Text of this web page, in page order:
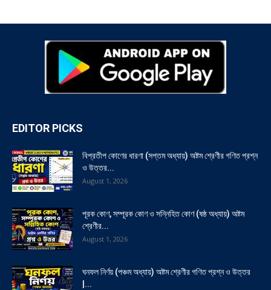
EDITOR PICKS
বিপ্রতীপ কোণের ধারণা (সপ্তম অধ্যায়) অষ্টম শ্রেণীর গণিত প্রশ্ন
ও উত্তর...
August 1, 2026
পূরক কোণ, সম্পূরক কোণ ও সন্নিহিত কোণ (ষষ্ঠ অধ্যায়) অষ্টম
শ্রেণীর...
August 1, 2026
ঘনফল নির্ণয় (পঞ্চম অধ্যায়) অষ্টম শ্রেণীর গণিত প্রশ্ন ও উত্তর
|...